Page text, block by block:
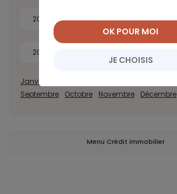
2022 2021 2020
2018
Janvier
Septembre
Octobre Novembre Décembre
Menu Crédit immobilier
JE CHOISIS
OK POUR MOI